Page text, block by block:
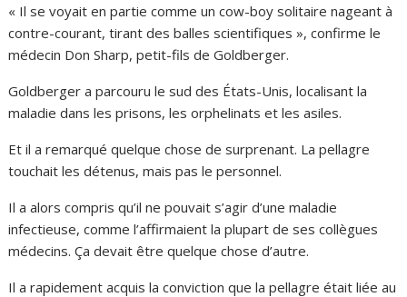
« Il se voyait en partie comme un cow-boy solitaire nageant à
contre-courant, tirant des balles scientifiques », confirme le
médecin Don Sharp, petit-fils de Goldberger.
Goldberger a parcouru le sud des États-Unis, localisant la
maladie dans les prisons, les orphelinats et les asiles.
Et il a remarqué quelque chose de surprenant. La pellagre
touchait les détenus, mais pas le personnel.
Il a alors compris qu’il ne pouvait s’agir d’une maladie
infectieuse, comme l’affirmaient la plupart de ses collègues
médecins. Ça devait être quelque chose d’autre.
Il a rapidement acquis la conviction que la pellagre était liée au